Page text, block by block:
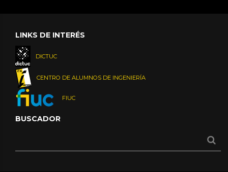
LINKS DE INTERÉS
DICTUC
CENTRO DE ALUMNOS DE INGENIERÍA
FIUC
BUSCADOR